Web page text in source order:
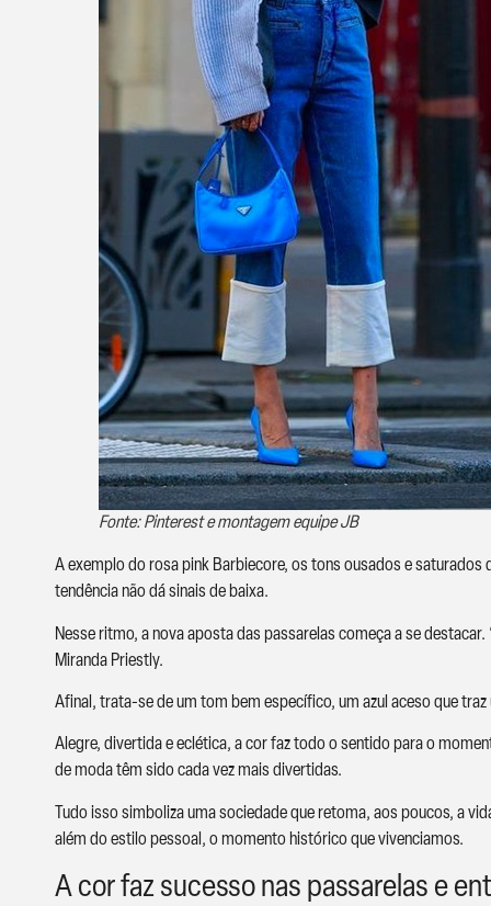
Fonte: Pinterest e montagem equipe JB
A exemplo do rosa pink Barbiecore, os tons ousados e
tendência não dá sinais de baixa.
Nesse ritmo, a nova aposta das passarelas começa a se
Miranda Priestly.
Afinal, trata-se de um tom bem específico, um azul aceso que
Alegre, divertida e eclética, a cor faz todo o sentido para o
de moda têm sido cada vez mais divertidas.
Tudo isso simboliza uma sociedade que retoma, aos poucos, a
além do estilo pessoal, o momento histórico que vivenciamos.
A cor faz sucesso nas passarelas e